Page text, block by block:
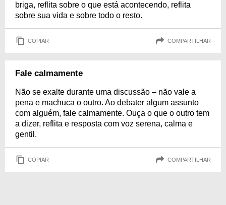
briga, reflita sobre o que está acontecendo, reflita
sobre sua vida e sobre todo o resto.
COPIAR COMPARTILHAR
Fale calmamente
Não se exalte durante uma discussão – não vale a
pena e machuca o outro. Ao debater algum assunto
com alguém, fale calmamente. Ouça o que o outro tem
a dizer, reflita e resposta com voz serena, calma e
gentil.
COPIAR COMPARTILHAR